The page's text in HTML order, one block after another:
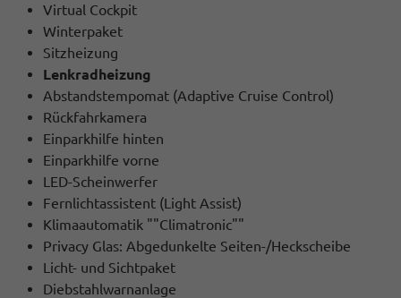
Virtual Cockpit
Winterpaket
Sitzheizung
Lenkradheizung
Abstandstempomat (Adaptive Cruise Control)
Rückfahrkamera
Einparkhilfe hinten
Einparkhilfe vorne
LED-Scheinwerfer
Fernlichtassistent (Light Assist)
Klimaautomatik ""Climatronic""
Privacy Glas: Abgedunkelte Seiten-/Heckscheibe
Licht- und Sichtpaket
Diebstahlwarnanlage